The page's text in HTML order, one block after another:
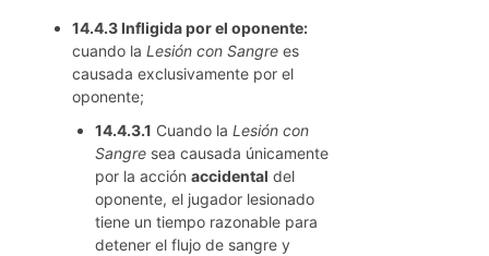
14.4.3 Infligida por el oponente:
cuando la Lesión con Sangre es
causada exclusivamente por el
oponente;
14.4.3.1 Cuando la Lesión con
Sangre sea causada únicamente
por la acción accidental del
oponente, el jugador lesionado
tiene un tiempo razonable para
detener el flujo de sangre y